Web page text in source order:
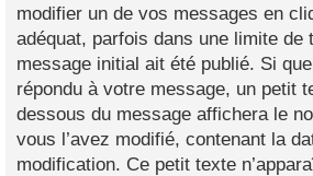
modifier un de vos messages en
adéquat, parfois dans une limite de
message initial ait été publié. Si
répondu à votre message, un petit
dessous du message affichera le
vous l’avez modifié, contenant la
modification. Ce petit texte